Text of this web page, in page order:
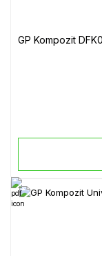
GP Kompozit